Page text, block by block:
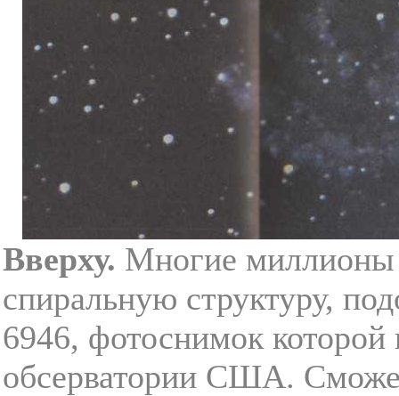
Вверху. Многие миллионы
спиральную структуру,
6946, фотоснимок
обсерватории США.